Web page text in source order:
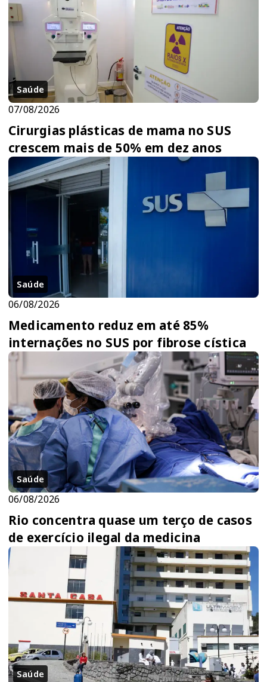
Saúde
07/08/2026
Cirurgias plásticas de mama no SUS
crescem mais de 50% em dez anos
Saúde
06/08/2026
Medicamento reduz em até 85%
internações no SUS por fibrose cística
Saúde
06/08/2026
Rio concentra quase um terço de casos
de exercício ilegal da medicina
Saúde